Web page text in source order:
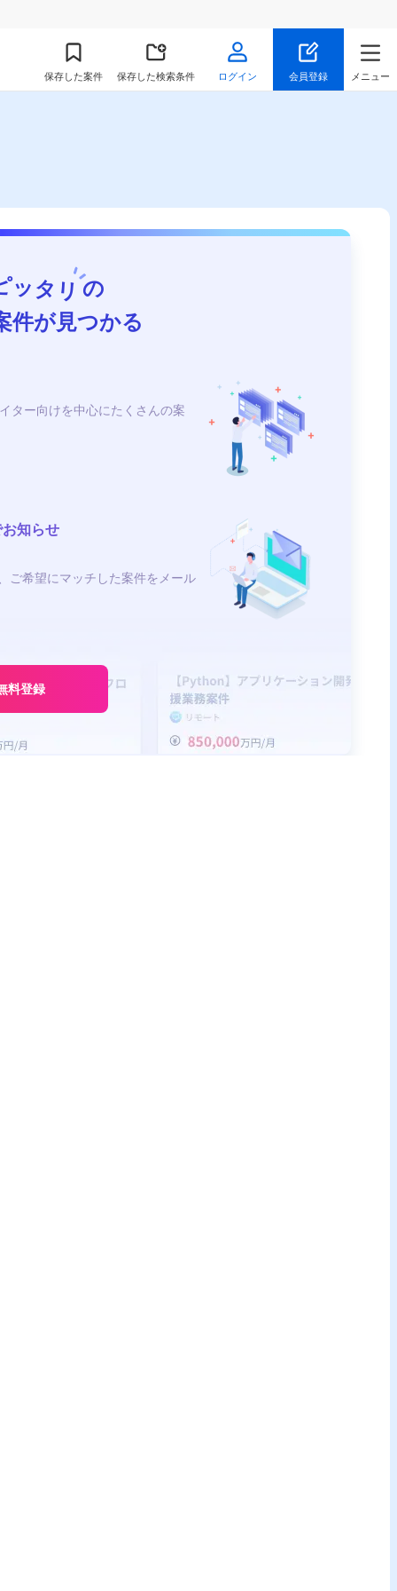
保存した案件 保存した検索条件 ログイン 会員登録 メニュー
ッタリの
件が見つかる
ター向けを中心にたくさんの案
知らせ
ご希望にマッチした案件をメール
料登録